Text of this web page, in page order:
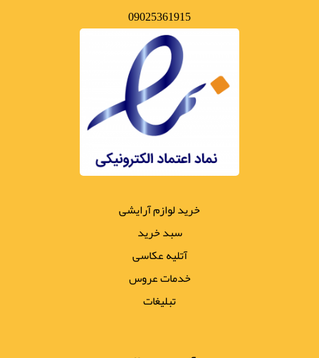
09025361915
خرید لوازم آرایشی
سبد خرید
آتلیه عکاسی
خدمات عروس
تبلیغات